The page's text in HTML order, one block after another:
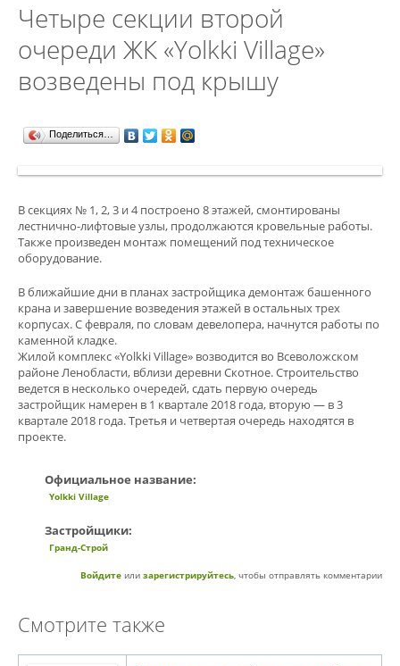
Четыре секции второй
очереди ЖК «Yolkki Village»
возведены под крышу
Поделиться…
В секциях № 1, 2, 3 и 4 построено 8 этажей, смонтированы
лестнично-лифтовые узлы, продолжаются кровельные работы.
Также произведен монтаж помещений под техническое
оборудование.
В ближайшие дни в планах застройщика демонтаж башенного
крана и завершение возведения этажей в остальных трех
корпусах. С февраля, по словам девелопера, начнутся работы по
каменной кладке.
Жилой комплекс «Yolkki Village» возводится во Всеволожском
районе Ленобласти, вблизи деревни Скотное. Строительство
ведется в несколько очередей, сдать первую очередь
застройщик намерен в 1 квартале 2018 года, вторую — в 3
квартале 2018 года. Третья и четвертая очередь находятся в
проекте.
Официальное название:
Yolkki Village
Застройщики:
Гранд-Строй
Войдите или зарегистрируйтесь, чтобы отправлять комментарии
Смотрите также